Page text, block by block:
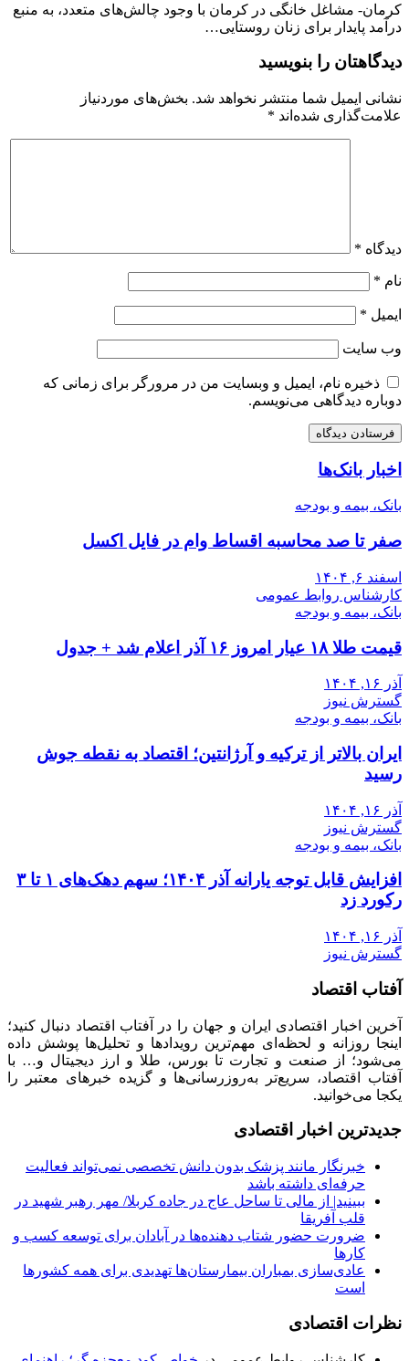
کرمان- مشاغل خانگی در کرمان با وجود چالش‌های متعدد، به منبع
درآمد پایدار برای زنان روستایی…
دیدگاهتان را بنویسید
نشانی ایمیل شما منتشر نخواهد شد. بخش‌های موردنیاز
علامت‌گذاری شده‌اند *
دیدگاه *
نام *
ایمیل *
وب‌ سایت
ذخیره نام، ایمیل و وبسایت من در مرورگر برای زمانی که
دوباره دیدگاهی می‌نویسم.
اخبار بانک‌ها
بانک، بیمه و بودجه
صفر تا صد محاسبه اقساط وام در فایل اکسل
اسفند ۶, ۱۴۰۴
کارشناس روابط عمومی
بانک، بیمه و بودجه
قیمت طلا ۱۸ عیار امروز ۱۶ آذر اعلام شد + جدول
آذر ۱۶, ۱۴۰۴
گسترش نیوز
بانک، بیمه و بودجه
ایران بالاتر از ترکیه و آرژانتین؛ اقتصاد به نقطه جوش
رسید
آذر ۱۶, ۱۴۰۴
گسترش نیوز
بانک، بیمه و بودجه
افزایش قابل توجه یارانه آذر ۱۴۰۴؛ سهم دهک‌های ۱ تا ۳
رکورد زد
آذر ۱۶, ۱۴۰۴
گسترش نیوز
آفتاب اقتصاد
آخرین اخبار اقتصادی ایران و جهان را در آفتاب اقتصاد دنبال کنید؛
اینجا روزانه و لحظه‌ای مهم‌ترین رویدادها و تحلیل‌ها پوشش داده
می‌شود؛ از صنعت و تجارت تا بورس، طلا و ارز دیجیتال و… با
آفتاب اقتصاد، سریع‌تر به‌روزرسانی‌ها و گزیده خبرهای معتبر را
یکجا می‌خوانید.
جدیدترین اخبار اقتصادی
خبرنگار مانند پزشک بدون دانش تخصصی نمی‌تواند فعالیت
حرفه‌ای داشته باشد
ببینید| از مالی تا ساحل عاج در جاده کربلا/ مهر رهبر شهید در
قلب آفریقا
ضرورت حضور شتاب ‌دهنده‌ها در آبادان برای توسعه کسب‌ و
کارها
عادی‌سازی بمباران بیمارستان‌ها تهدیدی برای همه کشورها
است
نظرات اقتصادی